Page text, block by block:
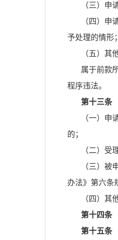
（三）申
（四）申
予处理的情形；
（五）其
属于前款
程序违法。
第十三条
（一）申
的；
（二）受
（三）被
办法》第六条
（四）其
第十四条
第十五条